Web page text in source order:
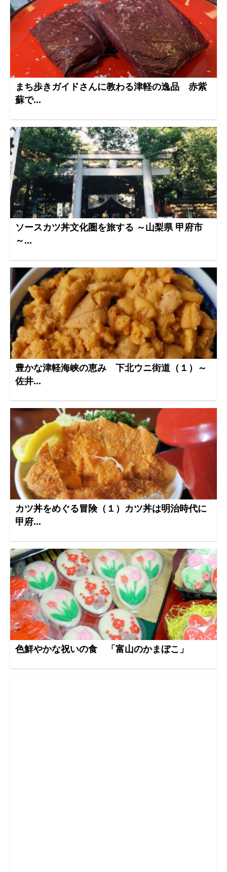
まち歩きガイドさんに教わる津軽の逸品 赤紫
蘇で...
ソースカツ丼文化圏を旅する ～山梨県 甲府市
～...
豊かな津軽海峡の恵み 下北ウニ街道（１）～
佐井...
カツ丼をめぐる冒険（１）カツ丼は明治時代に
甲府...
色鮮やかな祝いの食 「富山のかまぼこ」